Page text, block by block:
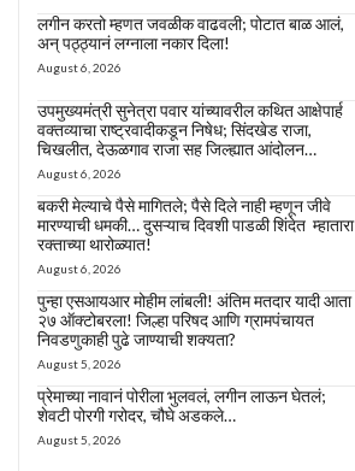
लगीन करतो म्हणत जवळीक वाढवली; पोटात बाळ आलं,
अन् पठ्ठ्यानं लग्नाला नकार दिला!
August 6, 2026
उपमुख्यमंत्री सुनेत्रा पवार यांच्यावरील कथित आक्षेपार्ह
वक्तव्याचा राष्ट्रवादीकडून निषेध; सिंदखेड राजा,
चिखलीत, देऊळगाव राजा सह जिल्ह्यात आंदोलन…
August 6, 2026
बकरी मेल्याचे पैसे मागितले; पैसे दिले नाही म्हणून जीवे
मारण्याची धमकी… दुसऱ्याच दिवशी पाडळी शिंदेत म्हातारा
रक्ताच्या थारोळ्यात!
August 6, 2026
पुन्हा एसआयआर मोहीम लांबली! अंतिम मतदार यादी आता
२७ ऑक्टोबरला! जिल्हा परिषद आणि ग्रामपंचायत
निवडणुकाही पुढे जाण्याची शक्यता?
August 5, 2026
प्रेमाच्या नावानं पोरीला भुलवलं, लगीन लाऊन घेतलं;
शेवटी पोरगी गरोदर, चौघे अडकले…
August 5, 2026